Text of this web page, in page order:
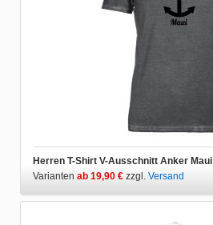
Herren T-Shirt V-Ausschnitt Anker Maui
Varianten ab 19,90 € zzgl. Versand